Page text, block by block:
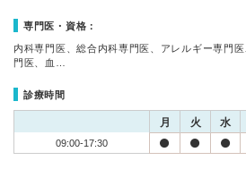
専門医・資格：
内科専門医、総合内科専門医、アレルギー専門
門医、血…
診療時間
月 火 水
09:00-17:30